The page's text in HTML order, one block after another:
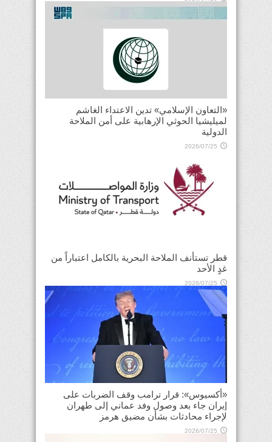
«التعاون الإسلامي» تدين الاعتداء الغاشم
لميليشيا الحوثي الإرهابية على أمن الملاحة
الدولية
2026/07/25
قطر تستأنف الملاحة البحرية بالكامل اعتباراً من
غدٍ الأحد
2026/07/25
«أكسيوس»: قرار ترامب وقف الضربات على
إيران جاء بعد وصول وفد عماني إلى طهران
لإجراء محادثات بشأن مضيق هرمز
2026/07/25